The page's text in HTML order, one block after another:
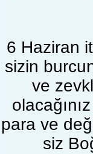
6 Haziran
sizin
ve
para ve
siz